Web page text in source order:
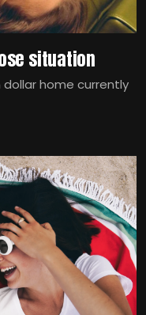
situation
home currently